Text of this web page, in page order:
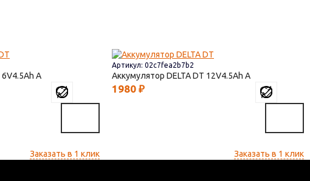
6V4.5
Заказать в 1 клик
Артикул: 02c7fea2b7b2
Аккумулятор DELTA DT 12V4.5
1980 ₽
Заказать в 1 клик